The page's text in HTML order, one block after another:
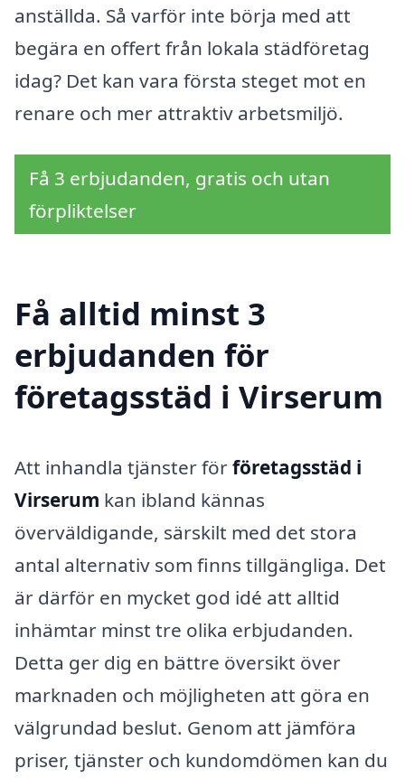
anställda. Så varför inte börja med att
begära en offert från lokala städföretag
idag? Det kan vara första steget mot en
renare och mer attraktiv arbetsmiljö.
Få 3 erbjudanden, gratis och utan
förpliktelser
Få alltid minst 3
erbjudanden för
företagsstäd i Virserum
Att inhandla tjänster förföretagsstäd i
Virserum kan ibland kännas
överväldigande, särskilt med det stora
antal alternativ som finns tillgängliga. Det
är därför en mycket god idé att alltid
inhämtar minst tre olika erbjudanden.
Detta ger dig en bättre översikt över
marknaden och möjligheten att göra en
välgrundad beslut. Genom att jämföra
priser, tjänster och kundomdömen kan du